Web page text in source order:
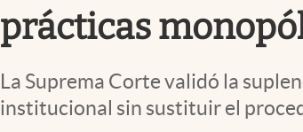
Espiritualidad
Mediakit
abre en nueva pestaña
prácticas
La Suprema Corte validó la
institucional sin sustituir el